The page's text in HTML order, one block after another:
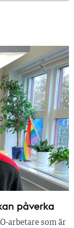
påverka
arbetare som är